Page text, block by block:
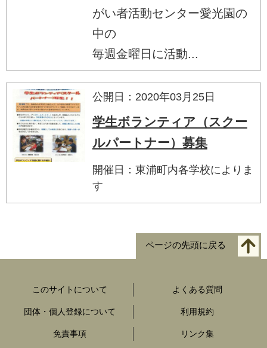
がい者活動センター愛光園の
中の
毎週金曜日に活動...
公開日：2020年03月25日
学生ボランティア（スクー
ルパートナー）募集
開催日：東浦町内各学校によりま
す
ページの先頭に戻る
このサイトについて よくある質問
団体・個人登録について 利用規約
免責事項 リンク集